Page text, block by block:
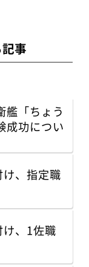
事
「ちょう
成功につい
、指定職
、1佐職